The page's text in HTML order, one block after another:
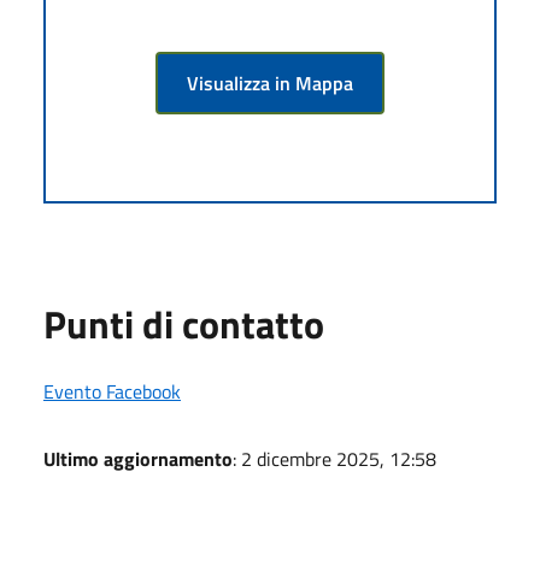
Visualizza in Mappa
Punti di contatto
Evento Facebook
Ultimo aggiornamento: 2 dicembre 2025, 12:58